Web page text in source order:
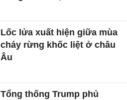
Lốc lửa xuất hiện giữa mùa
cháy rừng khốc liệt ở châu
Âu
Tổng thống Trump phủ